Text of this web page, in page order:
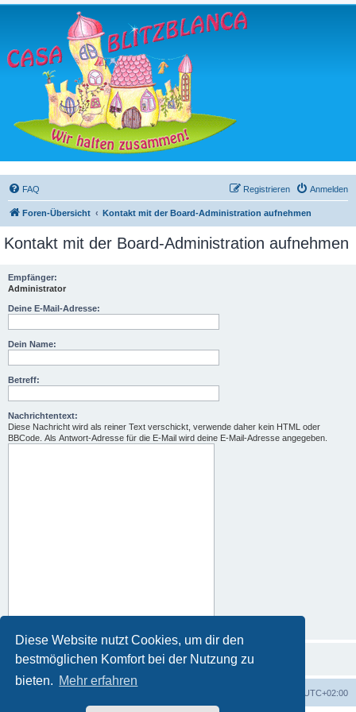
Diese Website nutzt Cookies, um dir den
bestmöglichen Komfort bei der Nutzung zu
bieten. Mehr erfahren
FAQ Anmelden
Registrieren
Foren-Übersicht Kontakt mit der Board-Administration aufnehmen
Kontakt mit der Board-Administration aufnehmen
Empfänger:
Administrator
Deine E-Mail-Adresse:
Dein Name:
Betreff:
Nachrichtentext:
Diese Nachricht wird als reiner Text verschickt, verwende daher kein HTML oder
BBCode. Als Antwort-Adresse für die E-Mail wird deine E-Mail-Adresse angegeben.
UTC+02:00